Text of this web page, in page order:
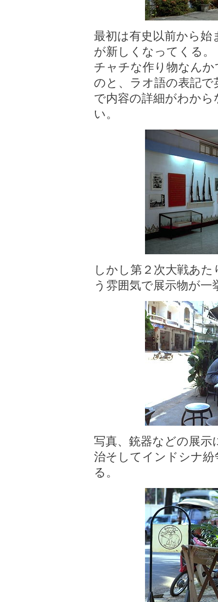
最初は有史以前から始
が新しくなってくる。
チャチな作り物なん
のと、ラオ語の表記
で内容の詳細がわか
い。
しかし第２次大戦あ
う雰囲気で展示物が
写真、銃器などの展
治そしてインドシナ
る。